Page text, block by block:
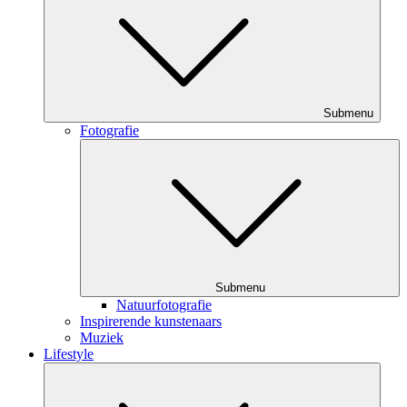
Submenu
Fotografie
Submenu
Natuurfotografie
Inspirerende kunstenaars
Muziek
Lifestyle